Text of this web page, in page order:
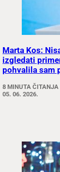
Marta Kos:
izgledati
pohvalila sam
8 MINUTA ČITANJA
05. 06. 2026.